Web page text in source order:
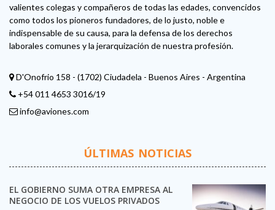
valientes colegas y compañeros de todas las edades, convencidos
como todos los pioneros fundadores, de lo justo, noble e
indispensable de su causa, para la defensa de los derechos
laborales comunes y la jerarquización de nuestra profesión.
D'Onofrio 158 - (1702) Ciudadela - Buenos Aires - Argentina
+54 011 4653 3016/19
info@aviones.com
ÚLTIMAS NOTICIAS
EL GOBIERNO SUMA OTRA EMPRESA AL
NEGOCIO DE LOS VUELOS PRIVADOS